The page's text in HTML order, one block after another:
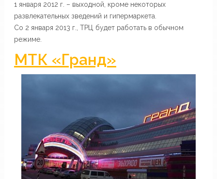
1 января 2012 г. – выходной, кроме некоторых
развлекательных зведений и гипермаркета.
Со 2 января 2013 г., ТРЦ будет работать в обычном
режиме.
МТК «Гранд»